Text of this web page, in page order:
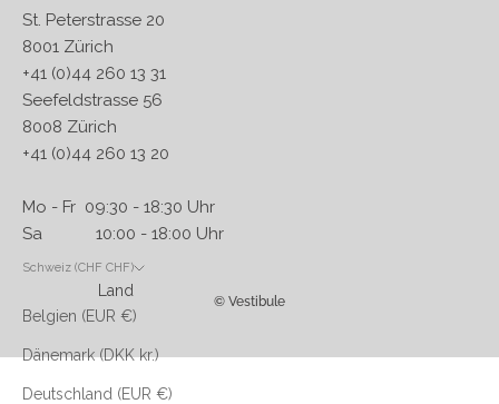
St. Peterstrasse 20
8001 Zürich
+41 (0)44 260 13 31
Seefeldstrasse 56
8008 Zürich
+41 (0)44 260 13 20
Mo - Fr 09:30 - 18:30 Uhr
Sa 10:00 - 18:00 Uhr
Schweiz (CHF CHF)
Land
Belgien (EUR €)
Dänemark (DKK kr.)
Deutschland (EUR €)
© Vestibule